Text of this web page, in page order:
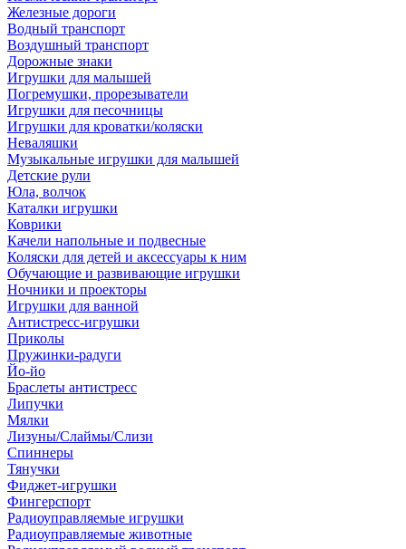
Железные дороги
Водный транспорт
Воздушный транспорт
Дорожные знаки
Игрушки для малышей
Погремушки, прорезыватели
Игрушки для песочницы
Игрушки для кроватки/коляски
Неваляшки
Музыкальные игрушки для малышей
Детские рули
Юла, волчок
Каталки игрушки
Коврики
Качели напольные и подвесные
Коляски для детей и аксессуары к ним
Обучающие и развивающие игрушки
Ночники и проекторы
Игрушки для ванной
Антистресс-игрушки
Приколы
Пружинки-радуги
Йо-йо
Браслеты антистресс
Липучки
Мялки
Лизуны/Слаймы/Слизи
Спиннеры
Тянучки
Фиджет-игрушки
Фингерспорт
Радиоуправляемые игрушки
Радиоуправляемые животные